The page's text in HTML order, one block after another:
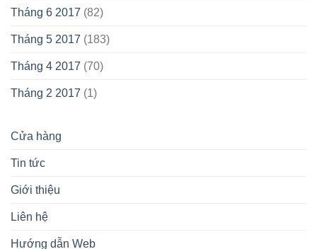
Tháng 6 2017 (82)
Tháng 5 2017 (183)
Tháng 4 2017 (70)
Tháng 2 2017 (1)
Cửa hàng
Tin tức
Giới thiệu
Liên hệ
Hướng dẫn Web